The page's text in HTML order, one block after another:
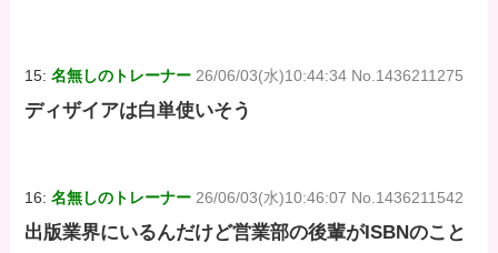
15:名無しのトレーナー 26/06/03(水)10:44:34 No.1436211275
ディザイアは白単使いそう
16:名無しのトレーナー 26/06/03(水)10:46:07 No.1436211542
出版業界にいるんだけど営業部の後輩がISBNのこと